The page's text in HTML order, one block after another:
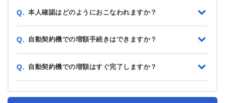
Q. 本人確認はどのようにおこなわれますか？
Q. 自動契約機での増額手続きはできますか？
Q. 自動契約機での増額はすぐ完了しますか？